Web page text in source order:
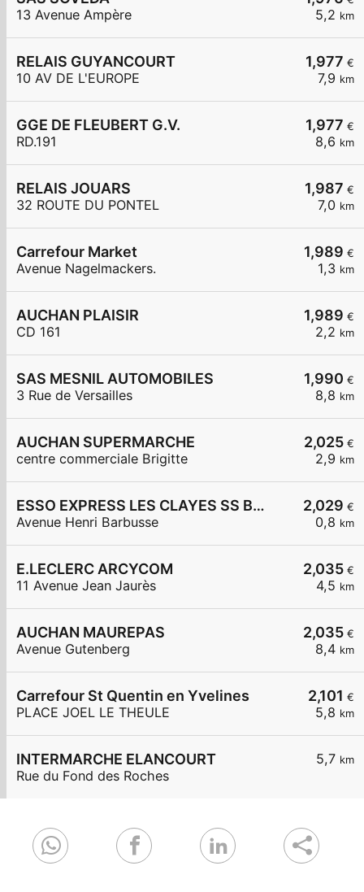
5,2 km
13 Avenue Ampère
1,977 €
7,9 km
RELAIS GUYANCOURT
10 AV DE L'EUROPE
1,977 €
8,6 km
GGE DE FLEUBERT G.V.
RD.191
1,987 €
7,0 km
RELAIS JOUARS
32 ROUTE DU PONTEL
1,989 €
1,3 km
Carrefour Market
Avenue Nagelmackers.
1,989 €
2,2 km
AUCHAN PLAISIR
CD 161
1,990 €
8,8 km
SAS MESNIL AUTOMOBILES
3 Rue de Versailles
2,025 €
2,9 km
AUCHAN SUPERMARCHE
centre commerciale Brigitte
2,029 €
0,8 km
ESSO EXPRESS LES CLAYES SS BOIS LA VIGNERAIE
Avenue Henri Barbusse
2,035 €
4,5 km
E.LECLERC ARCYCOM
11 Avenue Jean Jaurès
2,035 €
8,4 km
AUCHAN MAUREPAS
Avenue Gutenberg
2,101 €
5,8 km
Carrefour St Quentin en Yvelines
PLACE JOEL LE THEULE
5,7 km
INTERMARCHE ELANCOURT
Rue du Fond des Roches